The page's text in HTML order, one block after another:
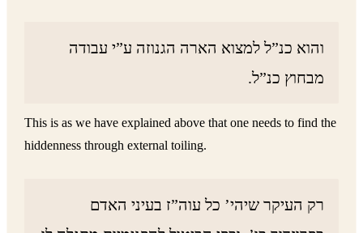
והוא כנ”ל למצוא הארה הגנוזה ע”י עבודה
מבחוץ כנ”ל.
This is as we have explained above that one needs to find the
hiddenness through external toiling.
רק העיקר שיהי’ כל עוה”ז בעיני האדם